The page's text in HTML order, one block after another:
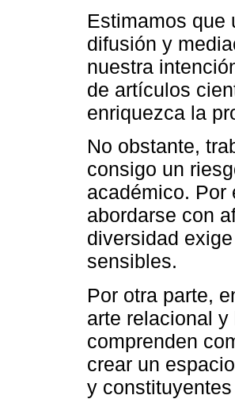
Estimamos que
difusión y
nuestra
de artículos
enriquezca la
No obstante,
consigo un
académico. Por
abordarse con
diversidad
sensibles.
Por otra parte,
arte relacional
comprenden
crear un
y constituyentes